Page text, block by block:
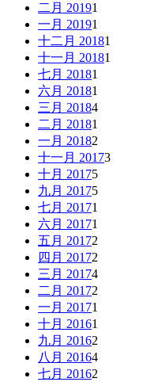
二月 20191
一月 20191
十二月 20181
十一月 20181
七月 20181
六月 20181
三月 20184
二月 20181
一月 20182
十一月 20173
十月 20175
九月 20175
七月 20171
六月 20171
五月 20172
四月 20172
三月 20174
二月 20172
一月 20171
十月 20161
九月 20162
八月 20164
七月 20162